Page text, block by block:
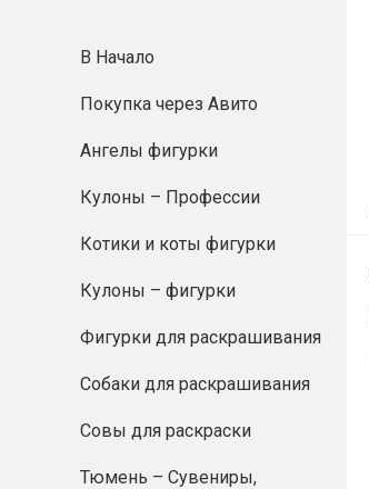
В Начало
Покупка через Авито
Ангелы фигурки
Кулоны – Профессии
Котики и коты фигурки
Кулоны – фигурки
Фигурки для раскрашивания
Собаки для раскрашивания
Совы для раскраски
Тюмень – Сувениры,